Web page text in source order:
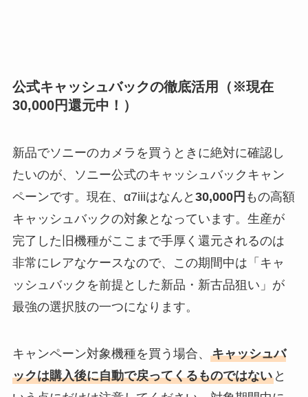
公式キャッシュバックの徹底活用（※現在
30,000円還元中！）
新品でソニーのカメラを買うときに絶対に確認し
たいのが、ソニー公式のキャッシュバックキャン
ペーンです。現在、α7iiiはなんと 30,000円 もの高額
キャッシュバックの対象となっています。生産が
完了した旧機種がここまで手厚く還元されるのは
非常にレアなケースなので、この期間中は「キャ
ッシュバックを前提とした新品・新古品狙い」が
最強の選択肢の一つになります。
キャンペーン対象機種を買う場合、 キャッシュバ
ックは購入後に自動で戻ってくるものではないと